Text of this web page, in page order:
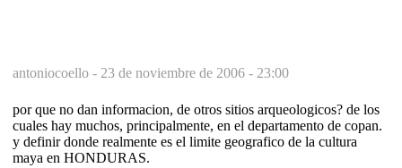
antoniocoello - 23 de noviembre de 2006 - 23:00
por que no dan informacion, de otros sitios arqueologicos? de los
cuales hay muchos, principalmente, en el departamento de copan.
y definir donde realmente es el limite geografico de la cultura
maya en HONDURAS.